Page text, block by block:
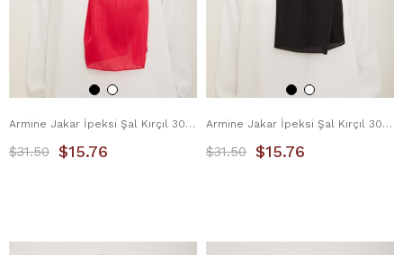
Armine Jakar İpeksi Şal Kırçıl 3098-8 Pembe
$15.76
$31.50
Armine Jakar İpeksi Şal Kırçıl 3098-9 Siyah
$15.76
$31.50